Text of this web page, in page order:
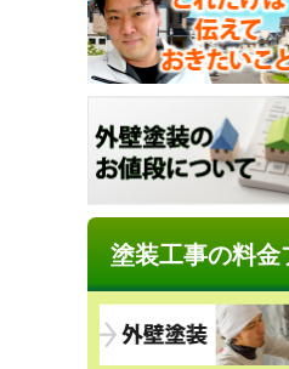
塗装工事の料金